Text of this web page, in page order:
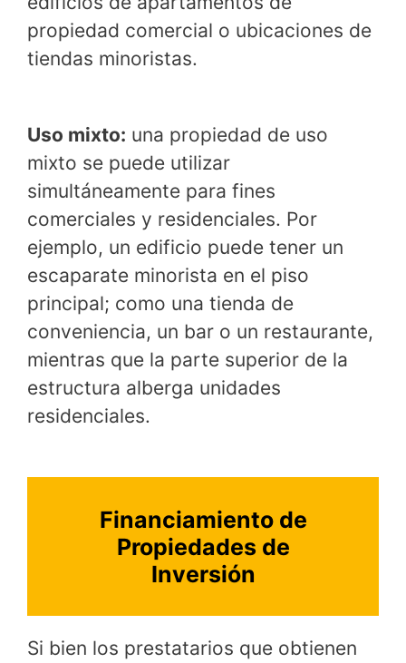
propiedad comercial o ubicaciones de
tiendas minoristas.
Uso mixto: una propiedad de uso
mixto se puede utilizar
simultáneamente para fines
comerciales y residenciales. Por
ejemplo, un edificio puede tener un
escaparate minorista en el piso
principal; como una tienda de
conveniencia, un bar o un restaurante,
mientras que la parte superior de la
estructura alberga unidades
residenciales.
Financiamiento de
Propiedades de
Inversión
Si bien los prestatarios que obtienen